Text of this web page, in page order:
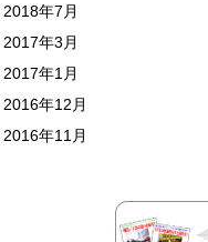
2018年7月
2017年3月
2017年1月
2016年12月
2016年11月